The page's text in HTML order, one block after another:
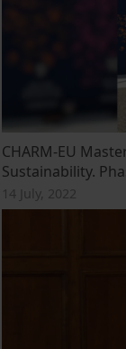
CHARM-EU
Sustainability.
14 July, 2022